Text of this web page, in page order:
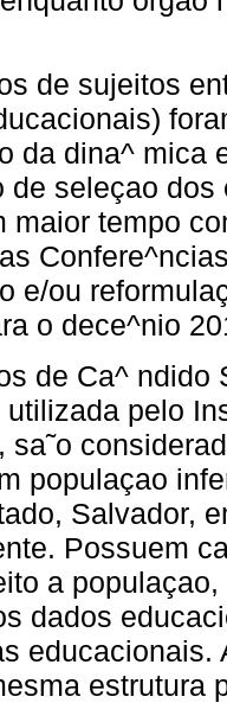
de sujeitos
da dina^ mica
de seleçao
maior tempo
e/ou
o dece^nio
de Ca^
pelo
sa˜o
populaçao
Salvador,
Possuem
a
dados
estrutura